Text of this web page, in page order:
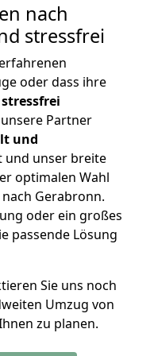
nach
stressfrei
oder dass ihre
Partner
und
und unser breite
optimalen Wahl
Gerabronn.
oder ein großes
passende Lösung
Sie uns noch
Umzug von
zu planen.